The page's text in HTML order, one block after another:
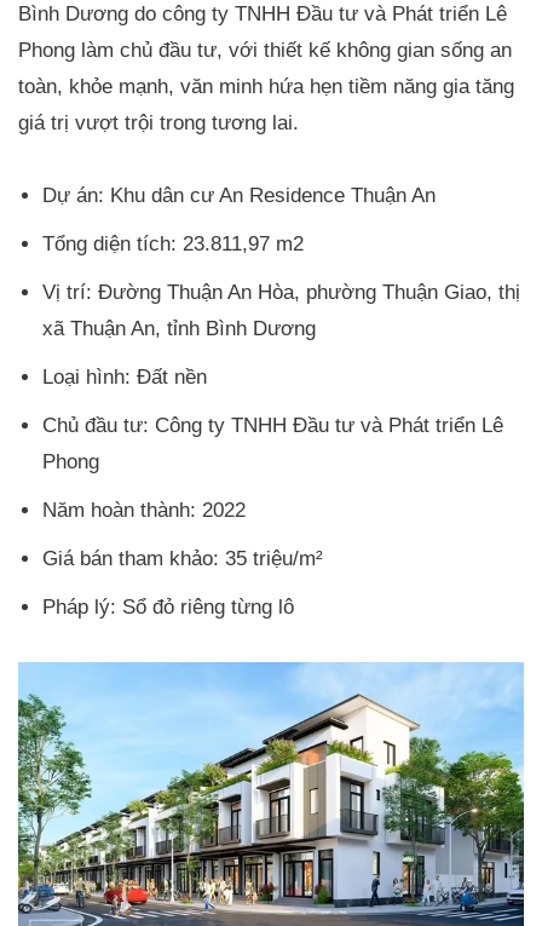
Bình Dương do công ty TNHH Đầu tư và Phát triển Lê
Phong làm chủ đầu tư, với thiết kế không gian sống an
toàn, khỏe mạnh, văn minh hứa hẹn tiềm năng gia tăng
giá trị vượt trội trong tương lai.
Dự án: Khu dân cư An Residence Thuận An
Tổng diện tích: 23.811,97 m2
Vị trí: Đường Thuận An Hòa, phường Thuận Giao, thị
xã Thuận An, tỉnh Bình Dương
Loại hình: Đất nền
Chủ đầu tư: Công ty TNHH Đầu tư và Phát triển Lê
Phong
Năm hoàn thành: 2022
Giá bán tham khảo: 35 triệu/m²
Pháp lý: Sổ đỏ riêng từng lô